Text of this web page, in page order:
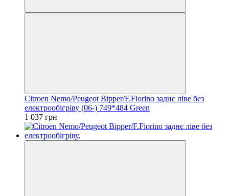
Citroen Nemo/Peugeot Bipper/F.Fiorino заднє ліве без
електрообігріву (06-) 749*484 Green
1 037 грн